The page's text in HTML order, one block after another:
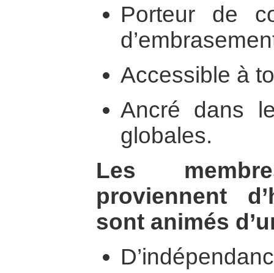
Porteur de
Accessible à
Ancré dans
globales.
Les
proviennent
sont animés